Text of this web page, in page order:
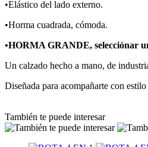
•Elástico del lado externo.
•Horma cuadrada, cómoda.
•HORMA GRANDE, selecciónar
Un calzado hecho a mano, de
Diseñada para acompañarte con
También te puede interesar